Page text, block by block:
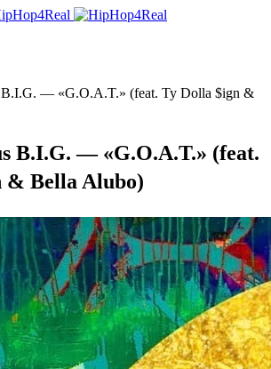
B.I.G. — «G.O.A.T.» (feat. Ty Dolla $ign &
B.I.G. — «G.O.A.T.» (feat.
& Bella Alubo)